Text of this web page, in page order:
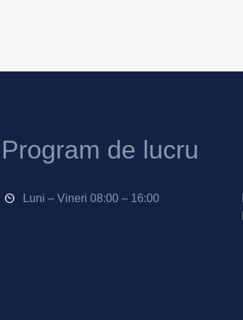
Program de lucru
Luni – Vineri 08:00 – 16:00